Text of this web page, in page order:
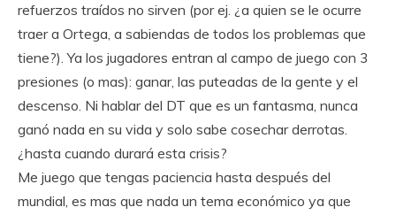
refuerzos traídos no sirven (por ej. ¿a quien se le ocurre
traer a Ortega, a sabiendas de todos los problemas que
tiene?). Ya los jugadores entran al campo de juego con 3
presiones (o mas): ganar, las puteadas de la gente y el
descenso. Ni hablar del DT que es un fantasma, nunca
ganó nada en su vida y solo sabe cosechar derrotas.
¿hasta cuando durará esta crisis?
Me juego que tengas paciencia hasta después del
mundial, es mas que nada un tema económico ya que